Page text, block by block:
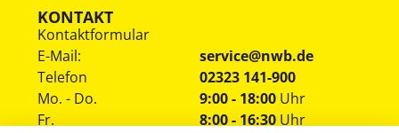
KONTAKT
Kontaktformular
E-Mail:
service@nwb.de
Telefon
02323 141-900
Mo. - Do.
Fr.
9:00 - 18:00 Uhr
8:00 - 16:30 Uhr